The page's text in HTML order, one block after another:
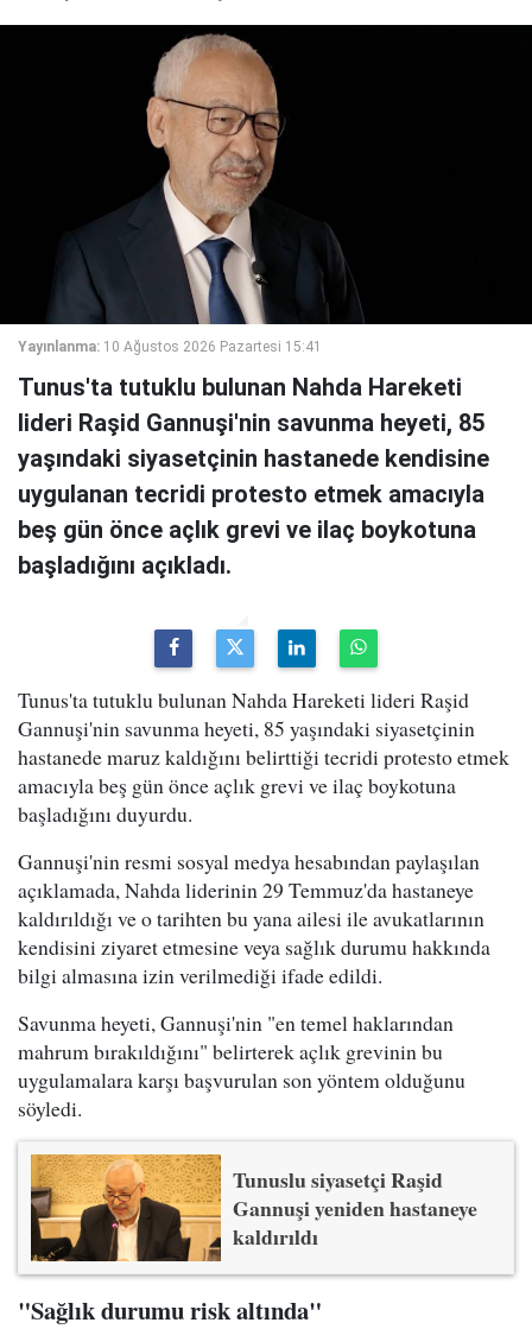
Yayınlanma: 10 Ağustos 2026 Pazartesi 15:41
Tunus'ta tutuklu bulunan Nahda Hareketi
lideri Raşid Gannuşi'nin savunma heyeti, 85
yaşındaki siyasetçinin hastanede kendisine
uygulanan tecridi protesto etmek amacıyla
beş gün önce açlık grevi ve ilaç boykotuna
başladığını açıkladı.
Tunus'ta tutuklu bulunan Nahda Hareketi lideri Raşid
Gannuşi'nin savunma heyeti, 85 yaşındaki siyasetçinin
hastanede maruz kaldığını belirttiği tecridi protesto etmek
amacıyla beş gün önce açlık grevi ve ilaç boykotuna
başladığını duyurdu.
Gannuşi'nin resmi sosyal medya hesabından paylaşılan
açıklamada, Nahda liderinin 29 Temmuz'da hastaneye
kaldırıldığı ve o tarihten bu yana ailesi ile avukatlarının
kendisini ziyaret etmesine veya sağlık durumu hakkında
bilgi almasına izin verilmediği ifade edildi.
Savunma heyeti, Gannuşi'nin "en temel haklarından
mahrum bırakıldığını" belirterek açlık grevinin bu
uygulamalara karşı başvurulan son yöntem olduğunu
söyledi.
Tunuslu siyasetçi Raşid
Gannuşi yeniden hastaneye
kaldırıldı
"Sağlık durumu risk altında"